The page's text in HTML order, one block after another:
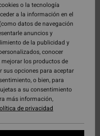
o la tecnología
a la información en el
datos de navegación
anuncios y
de la publicidad y
conocer
los productos de
sus opciones para aceptar
o bien, para
a su consentimiento
más información,
de privacidad